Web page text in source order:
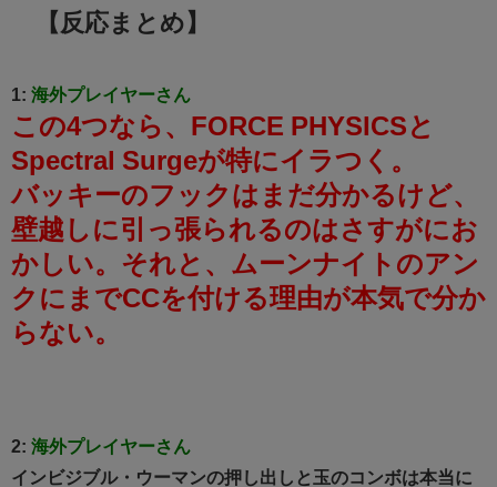
【反応まとめ】
1: 海外プレイヤーさん
この4つなら、FORCE PHYSICSと
Spectral Surgeが特にイラつく。
バッキーのフックはまだ分かるけど、
壁越しに引っ張られるのはさすがにお
かしい。 それと、ムーンナイトのアン
クにまでCCを付ける理由が本気で分か
らない。
2: 海外プレイヤーさん
インビジブル・ウーマンの押し出しと玉のコンボは本当に